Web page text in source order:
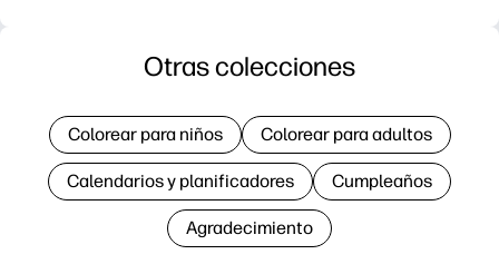
Otras colecciones
Colorear para niños Colorear para adultos
Calendarios y planificadores Cumpleaños
Agradecimiento